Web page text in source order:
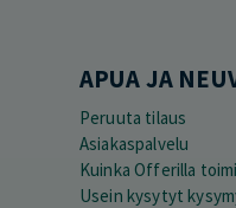
APUA JA
Peruuta tilaus
Asiakaspalvelu
Kuinka Offerilla
Usein kysytyt